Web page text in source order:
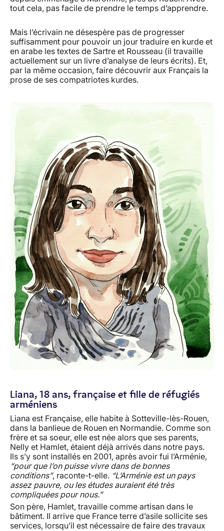
tout cela, pas facile de prendre le temps d’apprendre.
Mais l’écrivain ne désespère pas de progresser
suffisamment pour pouvoir un jour traduire en kurde et
en arabe les textes de Sartre et Rousseau (il travaille
actuellement sur un livre d’analyse de leurs écrits). Et,
par la même occasion, faire découvrir aux Français la
prose de ses compatriotes kurdes.
Liana, 18 ans, française et fille de réfugiés
arméniens
Liana est Française, elle habite à Sotteville-lès-Rouen,
dans la banlieue de Rouen en Normandie. Comme son
frère et sa soeur, elle est née alors que ses parents,
Nelly et Hamlet, étaient déjà arrivés dans notre pays.
Ils s’y sont installés en 2001, après avoir fui l’Arménie,
“pour que l’on puisse vivre dans de bonnes
conditions”, raconte-t-elle. “L’Arménie est un pays
assez pauvre, ou les études auraient été très
compliquées pour nous.”
Son père, Hamlet, travaille comme artisan dans le
bâtiment. Il arrive que France terre d’asile sollicite ses
services, lorsqu’il est nécessaire de faire des travaux